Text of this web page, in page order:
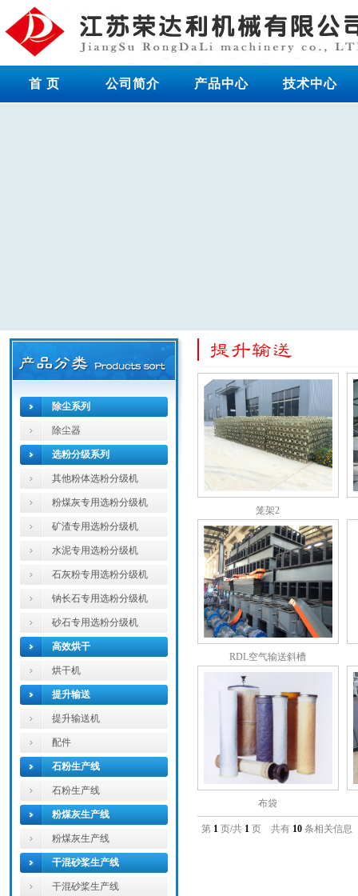
首 页 公司简介 产品中心 技术中心
除尘系列
除尘器
选粉分级系列
其他粉体选粉分级机
粉煤灰专用选粉分级机
矿渣专用选粉分级机
水泥专用选粉分级机
石灰粉专用选粉分级机
钠长石专用选粉分级机
砂石专用选粉分级机
高效烘干
烘干机
提升输送
提升输送机
配件
石粉生产线
石粉生产线
粉煤灰生产线
粉煤灰生产线
干混砂桨生产线
干混砂桨生产线
笼架2
RDL空气输送斜槽
布袋
第 1 页/共 1 页 共有 10 条相关信